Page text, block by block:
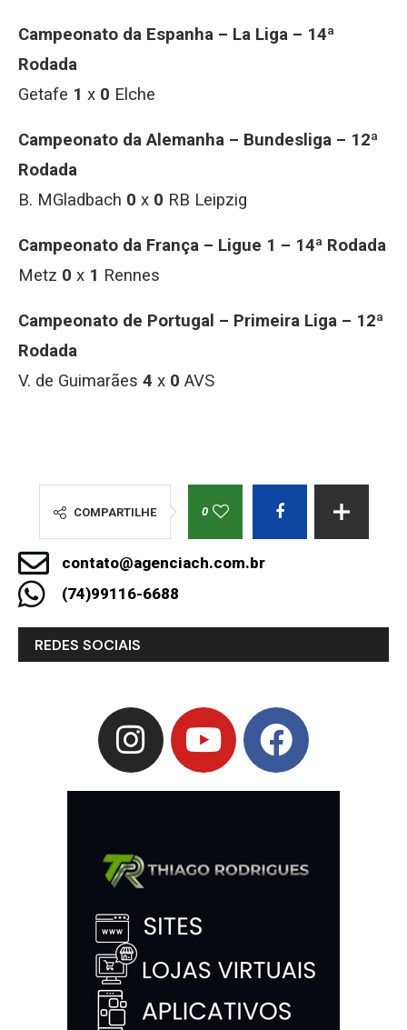
Campeonato da Espanha – La Liga – 14ª
Rodada
Getafe 1 x 0 Elche
Campeonato da Alemanha – Bundesliga – 12ª
Rodada
B. MGladbach 0 x 0 RB Leipzig
Campeonato da França – Ligue 1 – 14ª Rodada
Metz 0 x 1 Rennes
Campeonato de Portugal – Primeira Liga – 12ª
Rodada
V. de Guimarães 4 x 0 AVS
COMPARTILHE 0
contato@agenciach.com.br
(74)99116-6688
REDES SOCIAIS